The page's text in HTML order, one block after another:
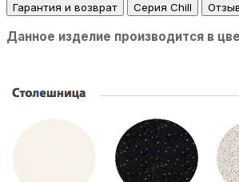
Гарантия и возврат
Серия Chill
Данное изделие производится в